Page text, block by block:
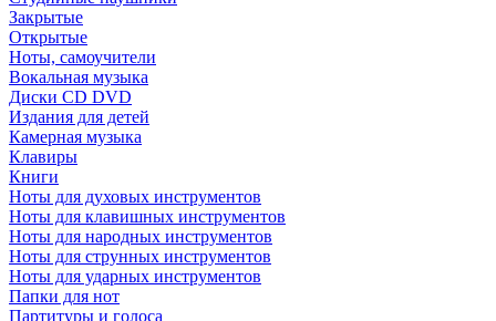
Закрытые
Открытые
Ноты, самоучители
Вокальная музыка
Диски CD DVD
Издания для детей
Камерная музыка
Клавиры
Книги
Ноты для духовых инструментов
Ноты для клавишных инструментов
Ноты для народных инструментов
Ноты для струнных инструментов
Ноты для ударных инструментов
Папки для нот
Партитуры и голоса